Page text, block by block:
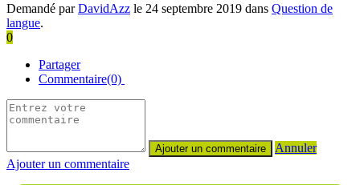
Demandé parDavidAzz le 24 septembre 2019 dans Question de
langue.
0
Partager
Commentaire(0)
Annuler
Ajouter un commentaire